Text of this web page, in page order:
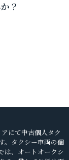
？
にて中古個人タク
タクシー車両の個
は、オートオークシ